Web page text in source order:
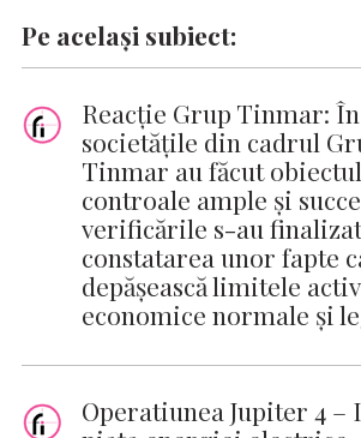
Pe același subiect:
Reacție Grup Tinmar:
societățile din cadrul
Tinmar au făcut
controale ample și
verificările s-au
constatarea unor fapte
depășească limitele
economice normale și
Operatiunea Jupiter 4 –